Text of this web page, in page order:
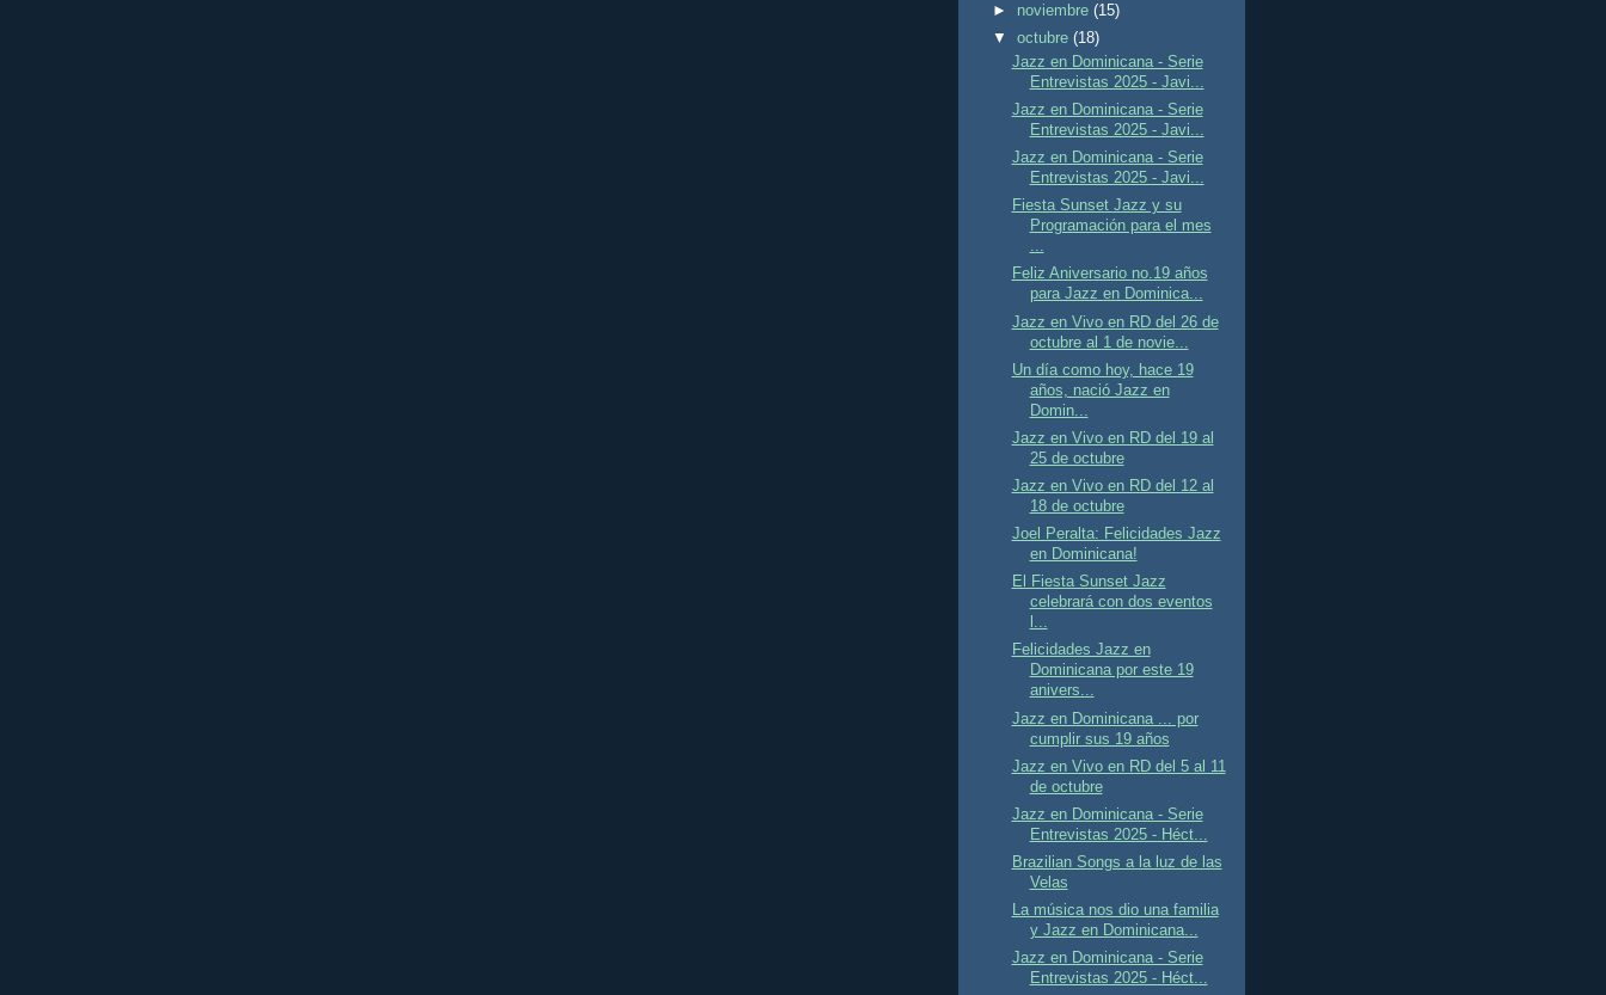
► noviembre(15)
▼octubre(18)
Jazz en Dominicana - Serie
Entrevistas 2025 - Javi...
Jazz en Dominicana - Serie
Entrevistas 2025 - Javi...
Jazz en Dominicana - Serie
Entrevistas 2025 - Javi...
Fiesta Sunset Jazz y su
Programación para el mes
...
Feliz Aniversario no.19 años
para Jazz en Dominica...
Jazz en Vivo en RD del 26 de
octubre al 1 de novie...
Un día como hoy, hace 19
años, nació Jazz en
Domin...
Jazz en Vivo en RD del 19 al
25 de octubre
Jazz en Vivo en RD del 12 al
18 de octubre
Joel Peralta: Felicidades Jazz
en Dominicana!
El Fiesta Sunset Jazz
celebrará con dos eventos
l...
Felicidades Jazz en
Dominicana por este 19
anivers...
Jazz en Dominicana ... por
cumplir sus 19 años
Jazz en Vivo en RD del 5 al 11
de octubre
Jazz en Dominicana - Serie
Entrevistas 2025 - Héct...
Brazilian Songs a la luz de las
Velas
La música nos dio una familia
y Jazz en Dominicana...
Jazz en Dominicana - Serie
Entrevistas 2025 - Héct...